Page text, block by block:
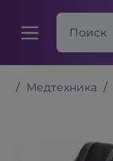
Медтехника